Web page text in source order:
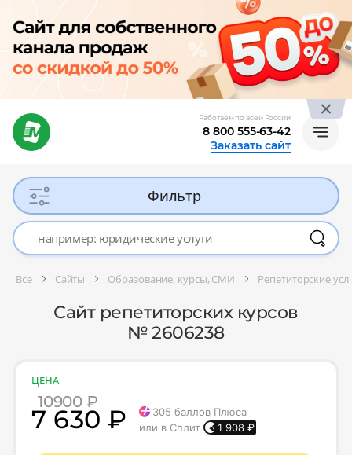
Работаем по всей России
8 800 555-63-42
Заказать сайт
Фильтр
Все Сайты Образование, курсы, СМИ Репетиторские
Сайт репетиторских курсов
№ 2606238
ЦЕНА
10900 ₽
7 630 ₽ 305 баллов Плюса
или в Сплит
1 908 ₽